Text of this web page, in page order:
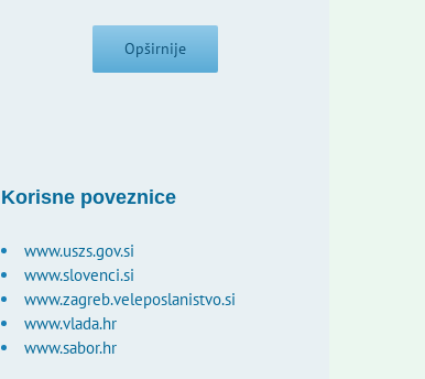
Opširnije
Korisne poveznice
www.uszs.gov.si
www.slovenci.si
www.zagreb.veleposlanistvo.si
www.vlada.hr
www.sabor.hr